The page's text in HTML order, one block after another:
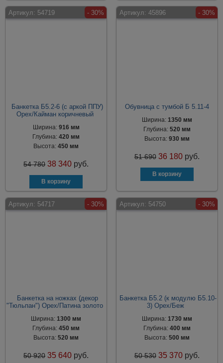
Артикул: 54719 - 30%
Банкетка Б5.2-6 (с аркой ППУ)
Орех/Кайман коричневый
Ширина: 916 мм
Глубина:420 мм
Высота:450 мм
54 780 38 340 руб.
Артикул: 45896 - 30%
Обувница с тумбой Б 5.11-4
Ширина: 1350 мм
Глубина: 520 мм
Высота: 930 мм
51 690 36 180 руб.
Артикул: 54717 - 30%
Банкетка на ножках (декор
"Тюльпан") Орех/Патина золото
Ширина:1300 мм
Глубина:450 мм
Высота:520 мм
50 920 35 640 руб.
Артикул: 54750 - 30%
Банкетка Б5.2 (к модулю Б5.10-
3) Орех/Беж
Ширина: 1730 мм
Глубина: 400 мм
Высота: 500 мм
50 530 35 370 руб.